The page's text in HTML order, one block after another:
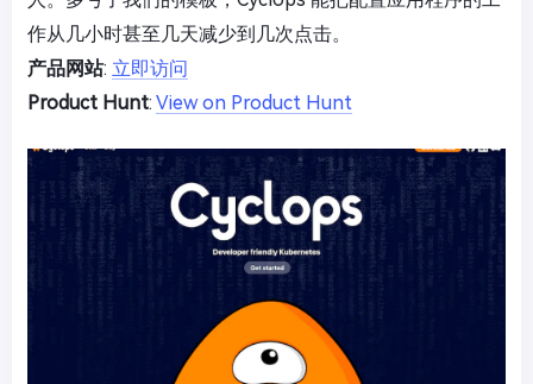
作从几小时甚至几天减少到几次点击。
产品网站: 立即访问
Product Hunt: View on Product Hunt